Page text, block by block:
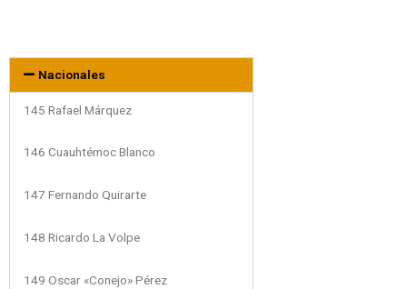
Nacionales
145 Rafael Márquez
146 Cuauhtémoc Blanco
147 Fernando Quirarte
148 Ricardo La Volpe
149 Oscar «Conejo» Pérez